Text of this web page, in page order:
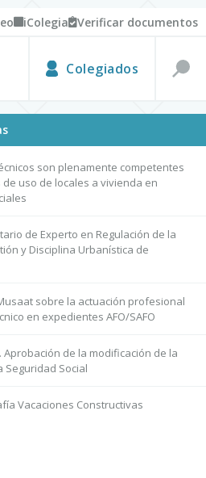
iColegia Verificar documentos
Colegiados
son plenamente competentes
uso de locales a vivienda en
de Experto en Regulación de la
y Disciplina Urbanística de
sobre la actuación profesional
en expedientes AFO/SAFO
Aprobación de la modificación de la
Seguridad Social
Vacaciones Constructivas